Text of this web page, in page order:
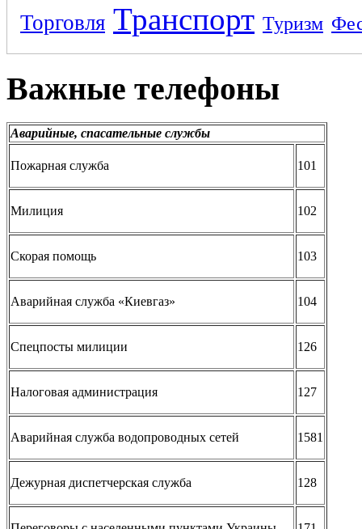
Торговля Транспорт Туризм
Важные телефоны
Аварийные, спасательные службы
Пожарная служба 101
Милиция 102
Скорая помощь 103
Аварийная служба «Киевгаз» 104
Спецпосты милиции 126
Налоговая администрация 127
Аварийная служба водопроводных сетей 1581
Дежурная диспетчерская служба 128